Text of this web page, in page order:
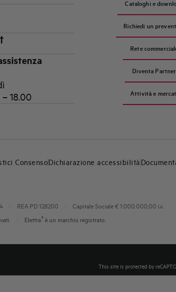
18.00
Cataloghi e
Richiedi un
Rete
Diventa Partner
Attività e
ConsensoDichiarazione accessibilità
REA PD 128200
Capitale Sociale € 1.000.000,00 i.v.
Elettra® è un marchio registrato.
This site is protected by